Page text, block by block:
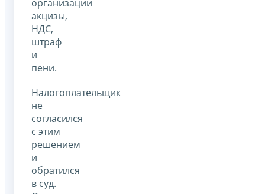
организации
акцизы,
НДС,
штраф
и
пени.
Налогоплательщик
не
согласился
с этим
решением
и
обратился
в суд.